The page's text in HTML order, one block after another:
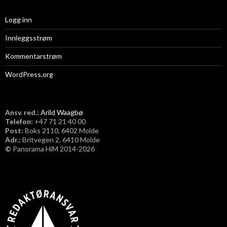
Logg inn
Innleggsstrøm
Kommentarstrøm
WordPress.org
Ansv. red.: Arild Waagbø
Telefon: ​+47 71 21 40 00
Post: Boks 2110, 6402 Molde
Adr.: Britvegen 2, 6410 Molde
© Panorama HiM 2014-2026